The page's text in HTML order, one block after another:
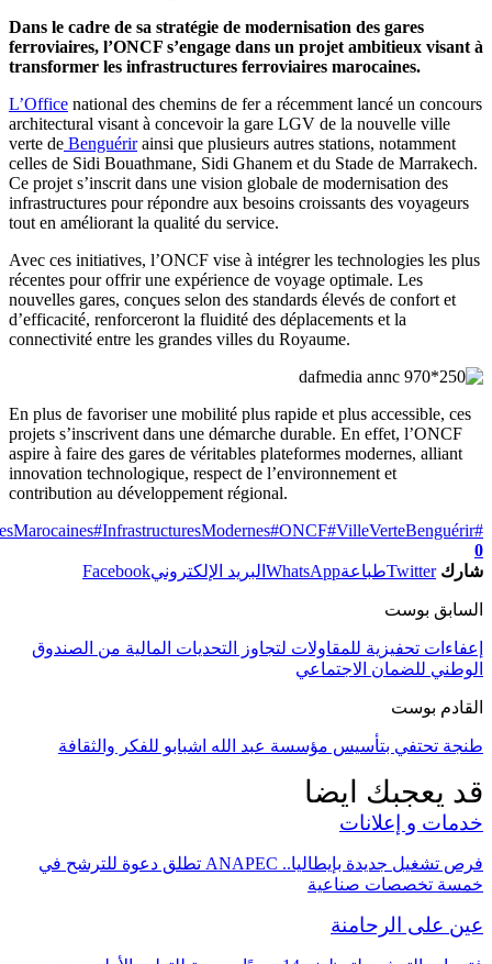
Dans le cadre de sa stratégie de modernisation des gares
ferroviaires, l’ONCF s’engage dans un projet ambitieux
transformer les infrastructures ferroviaires marocaines.
L’Officenational des chemins de fer a récemment lancé un
architectural visant à concevoir la gare LGV de la nouvelle ville
verte deBenguérirainsi que plusieurs autres stations, notamment
celles de Sidi Bouathmane, Sidi Ghanem et du Stade de
Ce projet s’inscrit dans une vision globale de modernisation des
infrastructures pour répondre aux besoins croissants des
tout en améliorant la qualité du service.
Avec ces initiatives, l’ONCF vise à intégrer les technologies les
récentes pour offrir une expérience de voyage optimale. Les
nouvelles gares, conçues selon des standards élevés de confort et
d’efficacité, renforceront la fluidité des déplacements et la
connectivité entre les grandes villes du Royaume.
En plus de favoriser une mobilité plus rapide et plus accessible,
projets s’inscrivent dans une démarche durable. En effet, l’ONCF
aspire à faire des gares de véritables plateformes modernes, alliant
innovation technologique, respect de l’environnement et
contribution au développement régional.
#InfrastructuresModernes#ONCF
TwitterطباعةWhatsAppالبريد الإلكتروني Facebook
بوست
تحفيزية للمقاولات لتجاوز التحديات المالية من الصندوق
للضمان الاجتماعي
بوست
تحتفي بتأسيس مؤسسة عبد الله اشبابو للفكر والثقافة
يعجبك ايضا
و إعلانات
فرص تشغيل جديدة بإيطاليا.. ANAPEC تطلق دعوة للترشح في
تخصصات صناعية
على الرحامنة